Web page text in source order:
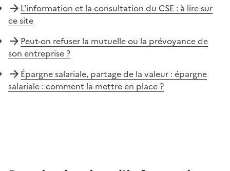
L'information et la consultation du CSE : à lire sur
ce site
Peut-on refuser la mutuelle ou la prévoyance de
son entreprise ?
Épargne salariale, partage de la valeur : épargne
salariale : comment la mettre en place ?